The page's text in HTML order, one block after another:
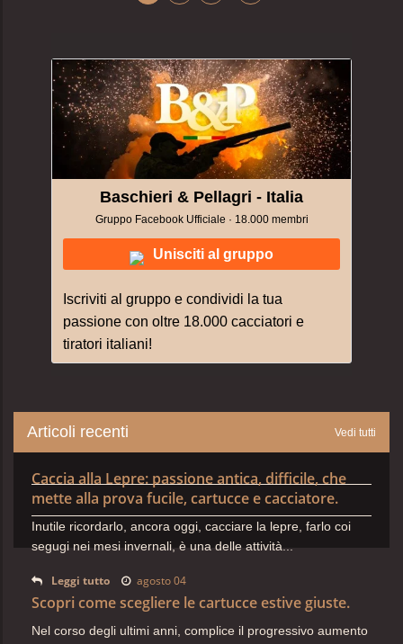
Baschieri & Pellagri - Italia
Gruppo Facebook Ufficiale · 18.000 membri
Unisciti al gruppo
Iscriviti al gruppo e condividi la tua
passione con oltre 18.000 cacciatori e
tiratori italiani!
Articoli recenti Vedi tutti
Caccia alla Lepre: passione antica, difficile, che
mette alla prova fucile, cartucce e cacciatore.
Inutile ricordarlo, ancora oggi, cacciare la lepre, farlo coi
segugi nei mesi invernali, è una delle attività...
Leggi tutto agosto 04
Scopri come scegliere le cartucce estive giuste.
Nel corso degli ultimi anni, complice il progressivo aumento